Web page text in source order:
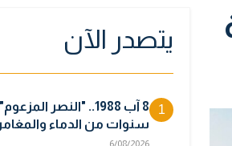
يتصدر الآن
1
8 آب 1988.. "النصر
سنوات من الدماء
6/08/2026